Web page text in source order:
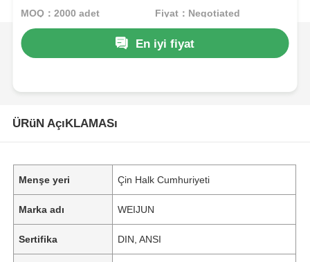
MOQ：2000 adet Fiyat：Negotiated
En iyi fiyat
ÜRüN AçıKLAMASı
Menşe yeri Çin Halk Cumhuriyeti
Marka adı WEIJUN
Sertifika DIN, ANSI